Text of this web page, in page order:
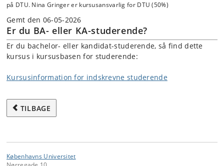
på DTU. Nina Gringer er kursusansvarlig for DTU (50%)
Gemt den 06-05-2026
Er du BA- eller KA-studerende?
Er du bachelor- eller kandidat-studerende, så find dette
kursus i kursusbasen for studerende:
Kursusinformation for indskrevne studerende
TILBAGE
Københavns Universitet